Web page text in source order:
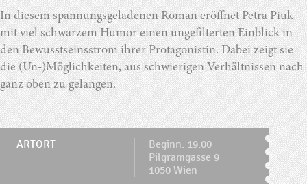
In diesem spannungsgeladenen Roman eröffnet Petra Piuk
mit viel schwarzem Humor einen ungefilterten Einblick in
den Bewusstseinsstrom ihrer Protagonistin. Dabei zeigt sie
die (Un-)Möglichkeiten, aus schwierigen Verhältnissen nach
ganz oben zu gelangen.
ARTORT
Beginn: 19:00
Pilgramgasse 9
1050 Wien